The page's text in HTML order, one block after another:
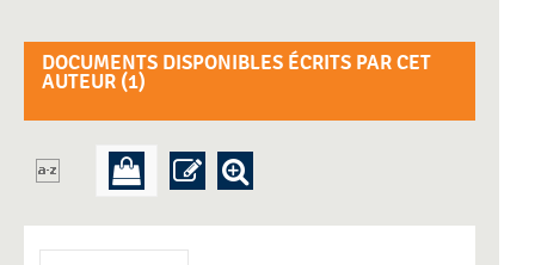
DOCUMENTS DISPONIBLES ÉCRITS PAR CET
AUTEUR (1)